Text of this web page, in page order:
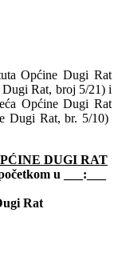
Općine Dugi Rat
Dugi Rat, broj 5/21) i
Općine Dugi Rat
Dugi Rat, br. 5/10)
DUGI RAT
u ___:___
Rat